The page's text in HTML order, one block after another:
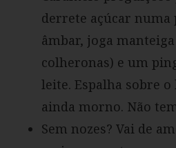
derrete açúcar numa
âmbar, joga
colheronas) e um
leite. Espalha sobre
ainda morno. Não
Sem nozes? Vai de